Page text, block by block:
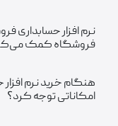
نرم افزار حسابداری
فروشگاه کمک
هنگام خرید نرم
امکاناتی توجه کرد؟